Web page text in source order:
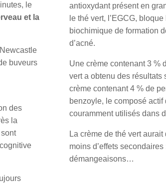
le
et la
buveurs
des
la
antioxydant présent en
le thé vert, l’EGCG,
biochimique de formation
d’acné.
Une crème contenant 3 %
vert a obtenu des résultats
crème contenant 4 % de
benzoyle, le composé actif
couramment utilisés dans
La crème de thé vert
moins d’effets
démangeaisons…